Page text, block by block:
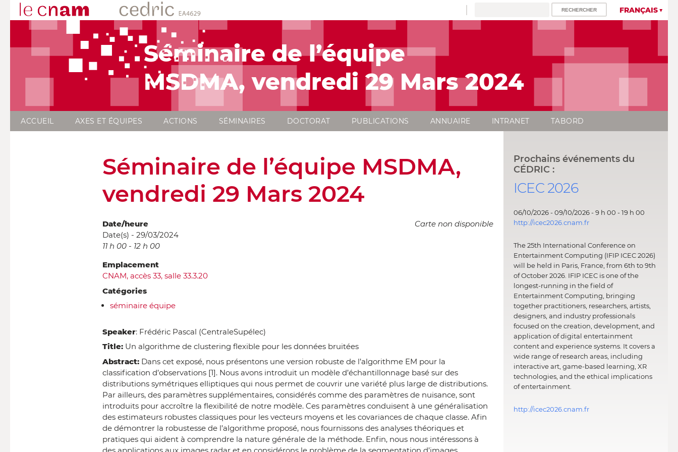
FRANÇAIS
Séminaire de l’équipe
MSDMA, vendredi 29 Mars 2024
ACCUEIL AXES ET ÉQUIPES ACTIONS SÉMINAIRES DOCTORAT PUBLICATIONS ANNUAIRE INTRANET TABORD
Séminaire de l’équipe MSDMA,
vendredi 29 Mars 2024
Carte non disponible
Date/heure
Date(s) - 29/03/2024
11 h 00 - 12 h 00
Emplacement
CNAM, accès 33, salle 33.3.20
Catégories
séminaire équipe
Speaker: Frédéric Pascal (CentraleSupélec)
Title: Un algorithme de clustering flexible pour les données bruitées
Abstract: Dans cet exposé, nous présentons une version robuste de l’algorithme EM pour la
classification d’observations [1]. Nous avons introduit un modèle d’échantillonnage basé sur des
distributions symétriques elliptiques qui nous permet de couvrir une variété plus large de distributions.
Par ailleurs, des paramètres supplémentaires, considérés comme des paramètres de nuisance, sont
introduits pour accroître la flexibilité de notre modèle. Ces paramètres conduisent à une généralisation
des estimateurs robustes classiques pour les vecteurs moyens et les covariances de chaque classe. Afin
de démontrer la robustesse de l’algorithme proposé, nous fournissons des analyses théoriques et
pratiques qui aident à comprendre la nature générale de la méthode. Enfin, nous nous intéressons à
Prochains événements du
CÉDRIC :
ICEC 2026
06/10/2026 - 09/10/2026 - 9 h 00 - 19 h 00
http://icec2026.cnam.fr
The 25th International Conference on
Entertainment Computing (IFIP ICEC 2026)
will be held in Paris, France, from 6th to 9th
of October 2026. IFIP ICEC is one of the
longest-running in the field of
Entertainment Computing, bringing
together practitioners, researchers, artists,
designers, and industry professionals
focused on the creation, development, and
application of digital entertainment
content and experience systems. It covers a
wide range of research areas, including
interactive art, game-based learning, XR
technologies, and the ethical implications
of entertainment.
http://icec2026.cnam.fr